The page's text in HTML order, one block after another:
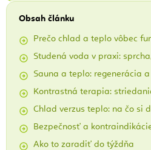
Obsah článku
Prečo chlad a teplo vôbec
Studená voda v praxi:
Sauna a teplo: regenerácia
Kontrastná terapia:
Chlad verzus teplo: na čo si
Bezpečnosť a
Ako to zaradiť do týždňa